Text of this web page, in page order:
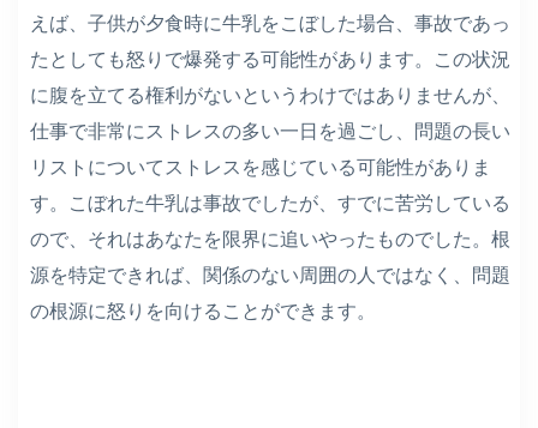
えば、子供が夕食時に牛乳をこぼした場合、事故であっ
たとしても怒りで爆発する可能性があります。この状況
に腹を立てる権利がないというわけではありませんが、
仕事で非常にストレスの多い一日を過ごし、問題の長い
リストについてストレスを感じている可能性がありま
す。こぼれた牛乳は事故でしたが、すでに苦労している
ので、それはあなたを限界に追いやったものでした。根
源を特定できれば、関係のない周囲の人ではなく、問題
の根源に怒りを向けることができます。